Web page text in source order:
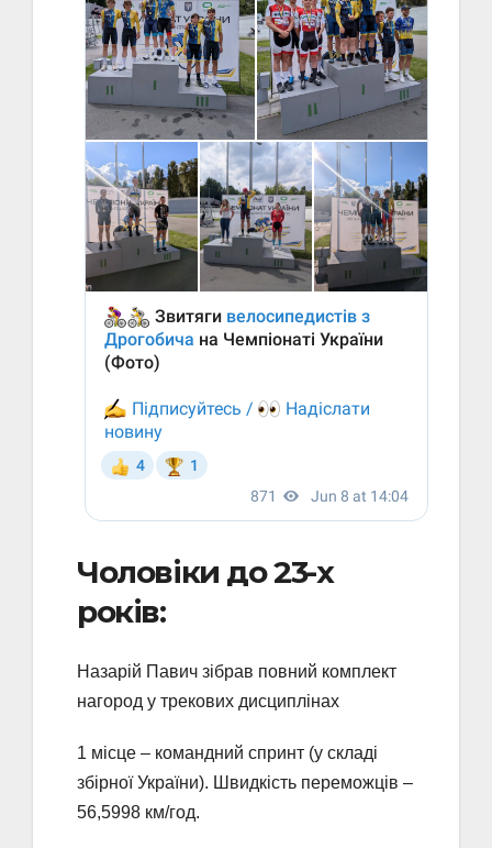
Чоловіки до 23-х
років:
Назарій Павич зібрав повний комплект
нагород у трекових дисциплінах
1 місце – командний спринт (у складі
збірної України). Швидкість переможців –
56,5998 км/год.